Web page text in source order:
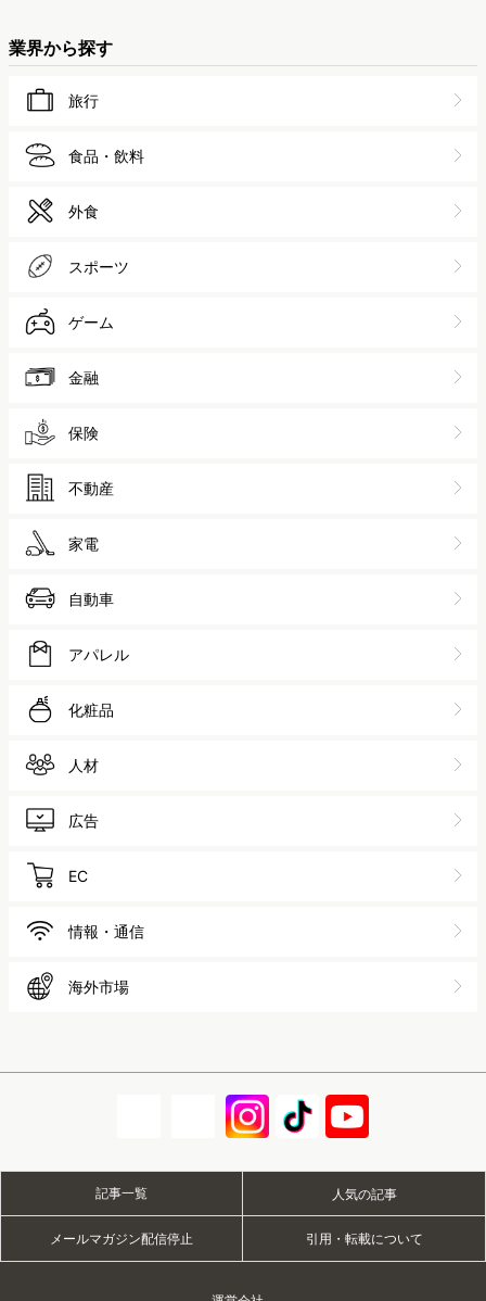
業界から探す
旅行
食品・飲料
外食
スポーツ
ゲーム
金融
保険
不動産
家電
自動車
アパレル
化粧品
人材
広告
EC
情報・通信
海外市場
記事一覧 人気の記事
メールマガジン配信停止 引用・転載について